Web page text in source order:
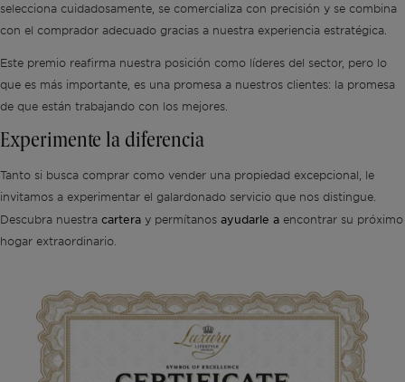
selecciona cuidadosamente, se comercializa con precisión y se combina
con el comprador adecuado gracias a nuestra experiencia estratégica.
Este premio reafirma nuestra posición como líderes del sector, pero lo
que es más importante, es una promesa a nuestros clientes: la promesa
de que están trabajando con los mejores.
Experimente la diferencia
Tanto si busca comprar como vender una propiedad excepcional, le
invitamos a experimentar el galardonado servicio que nos distingue.
Descubra nuestra cartera y permítanos ayudarle a encontrar su próximo
hogar extraordinario.